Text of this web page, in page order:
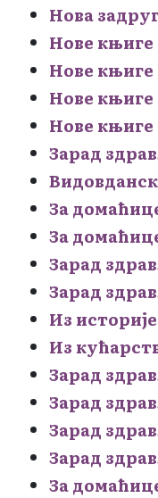
Нова
Нове књиге
Нове књиге
Нове књиге
Нове књиге
Зарад
За
За
Зарад
Зарад
Из
Из
Зарад
Зарад
Зарад
Зарад
За